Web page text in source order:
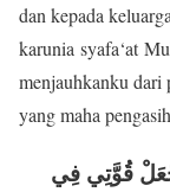
dan kepada
karunia syafa‘at
menjauhkanku dari
yang maha
قُوَّتِي فِي